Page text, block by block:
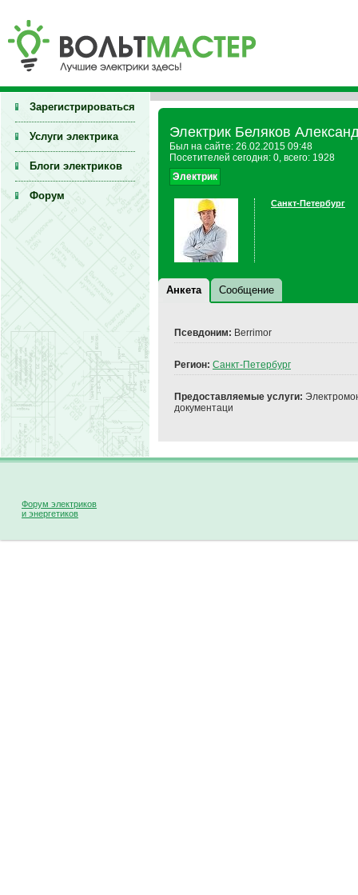
Зарегистрироваться
Услуги электрика
Блоги электриков
Форум
Электрик Беляков
Был на сайте: 26.02.2015 09:48
Посетителей сегодня: 0, всего: 1928
Электрик
Санкт-Петербург
Анкета Сообщение
Псевдоним: Berrimor
Регион: Санкт-Петербург
Предоставляемые услуги:
документаци
Форум электриков
и энергетиков